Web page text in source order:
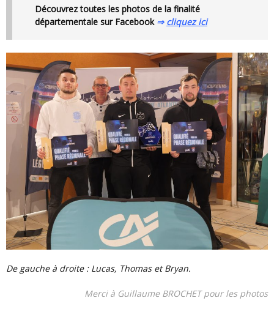
Découvrez toutes les photos de la finalité
départementale sur Facebook ⇒ cliquez ici
De gauche à droite : Lucas, Thomas et Bryan.
Merci à Guillaume BROCHET pour les photos